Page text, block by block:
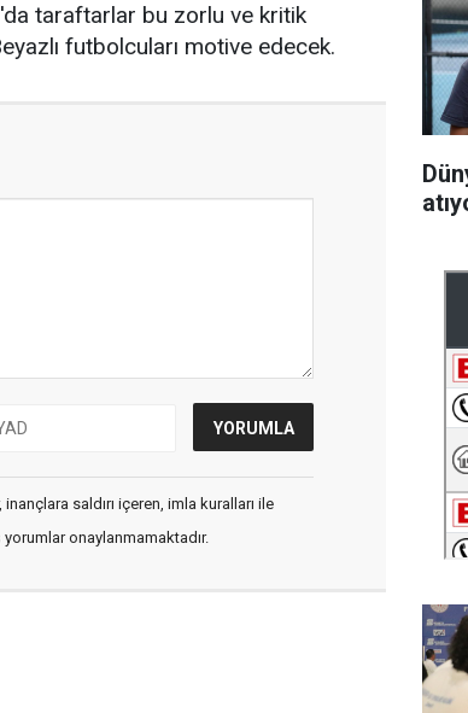
taraftarlar bu zorlu ve kritik
futbolcuları motive edecek.
saldırı içeren, imla kuralları ile
yorumlar onaylanmamaktadır.